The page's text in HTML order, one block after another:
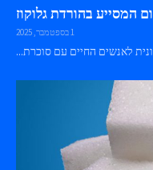
המסייע בהורדת גלוקוז
1 בספטמבר, 2025
לאנשים החיים עם סוכרת...